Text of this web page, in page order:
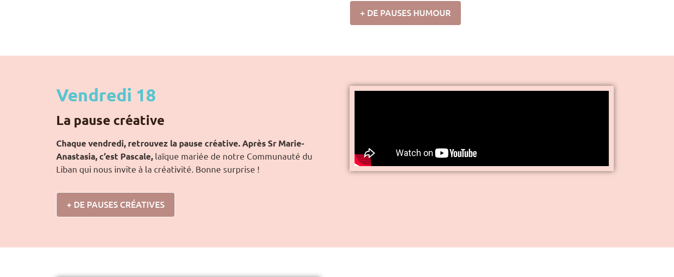
+ DE PAUSES HUMOUR
Vendredi 18
La pause créative
Chaque vendredi, retrouvez la pause créative. Après Sr Marie-
Anastasia, c’est Pascale, laïque mariée de notre Communauté du
Liban qui nous invite à la créativité. Bonne surprise !
+ DE PAUSES CRÉATIVES